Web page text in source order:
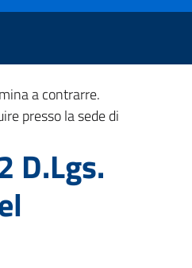
a contrarre.
presso la sede di
D.Lgs.